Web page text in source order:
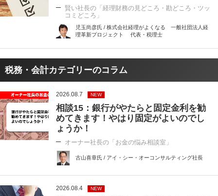
賢い社長の「経理財務の見どころ・勘どころ・ツッ
コミどころ」
児玉尚彦氏 / 株式会社経理がよくなる 一般社団法人経
理革新プロジェクト 代表・税理士
税務・会計カテゴリーのコラム
2026.08.7 NEW
相談15：銀行がやたらと固定金利を勧
めてきます！やはり固定がよいのでし
ょうか！
オーナー社長の「お金の悩み相談室」
古山喜章氏 / アイ・シー・オーコンサルティング社長
2026.08.4 NEW